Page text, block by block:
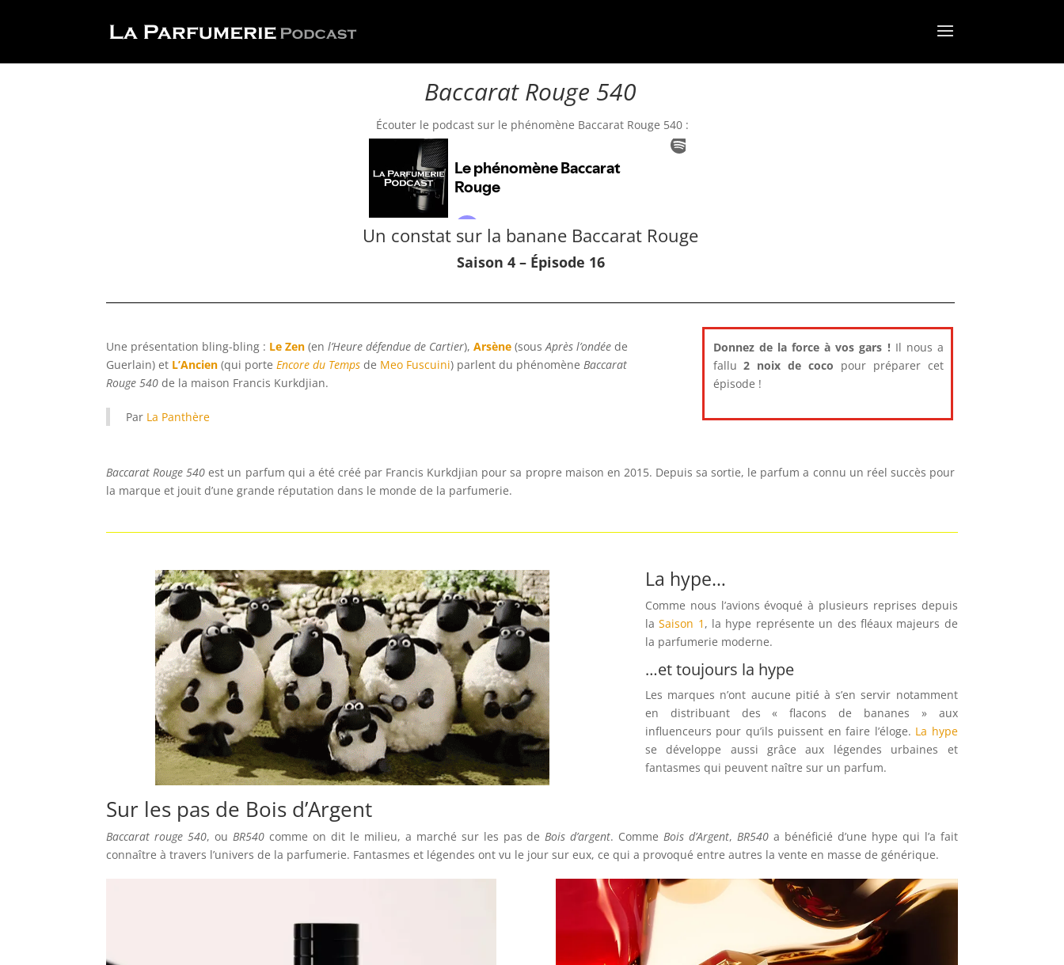
Baccarat Rouge 540
Écouter le podcast sur le phénomène Baccarat Rouge 540 :
Un constat sur la banane Baccarat Rouge
Saison 4 – Épisode 16
Une présentation bling-bling : Le Zen (en l’Heure défendue de Cartier), Arsène (sousAprès l’ondée de
Guerlain) et L’Ancien (qui porte Encore du Temps de Meo Fuscuini) parlent du phénomène Baccarat
Rouge 540 de la maison Francis Kurkdjian.
Par La Panthère
Donnez de la force à vos gars !Il nous a
fallu2 noix de coco pour préparer cet
épisode !
Baccarat Rouge 540 est un parfum qui a été créé par Francis Kurkdjian pour sa propre maison en 2015. Depuis sa sortie, le parfum a connu un réel succès pour
la marque et jouit d’une grande réputation dans le monde de la parfumerie.
La hype…
Comme nous l’avions évoqué à plusieurs reprises depuis
laSaison 1 , la hype représente un des fléaux majeurs de
la parfumerie moderne.
…et toujours la hype
Les marques n’ont aucune pitié à s’en servir notamment
en distribuant des « flacons de bananes » aux
influenceurs pour qu’ils puissent en faire l’éloge. La hype
se développe aussi grâce aux légendes urbaines et
fantasmes qui peuvent naître sur un parfum.
Sur les pas de Bois d’Argent
Baccarat rouge 540, ouBR540 comme on dit le milieu, a marché sur les pas deBois d’argent. CommeBois d’Argent,BR540 a bénéficié d’une hype qui l’a fait
connaître à travers l’univers de la parfumerie. Fantasmes et légendes ont vu le jour sur eux, ce qui a provoqué entre autres la vente en masse de générique.